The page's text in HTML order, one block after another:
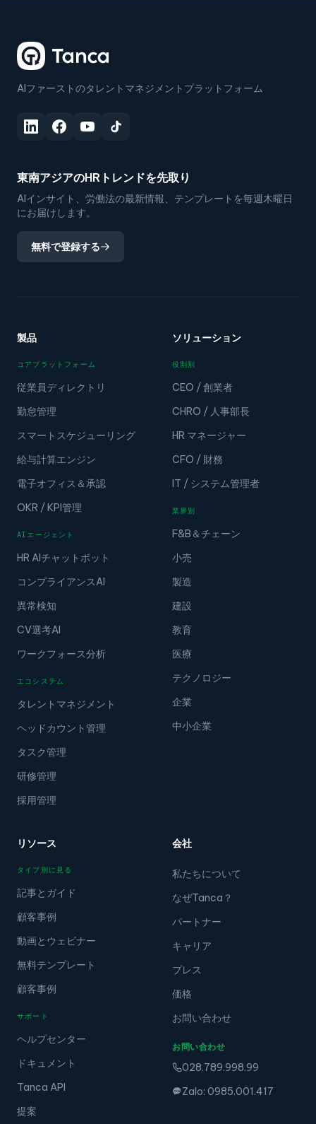
AIファーストのタレントマネジメントプラットフォーム
東南アジアのHRトレンドを先取り
AIインサイト、労働法の最新情報、テンプレートを毎週木曜日
にお届けします。
無料で登録する
製品
コアプラットフォーム
従業員ディレクトリ
勤怠管理
スマートスケジューリング
給与計算エンジン
電子オフィス＆承認
OKR / KPI管理
AIエージェント
HR AIチャットボット
コンプライアンスAI
異常検知
CV選考AI
ワークフォース分析
エコシステム
タレントマネジメント
ヘッドカウント管理
タスク管理
研修管理
採用管理
ソリューション
役割別
CEO / 創業者
CHRO / 人事部長
HR マネージャー
CFO / 財務
IT / システム管理者
業界別
F&B＆チェーン
小売
製造
建設
教育
医療
テクノロジー
企業
中小企業
リソース
タイプ別に見る
記事とガイド
顧客事例
動画とウェビナー
無料テンプレート
顧客事例
サポート
ヘルプセンター
ドキュメント
Tanca API
提案
会社
私たちについて
なぜTanca？
パートナー
キャリア
プレス
価格
お問い合わせ
お問い合わせ
028.789.998.99
Zalo: 0985.001.417